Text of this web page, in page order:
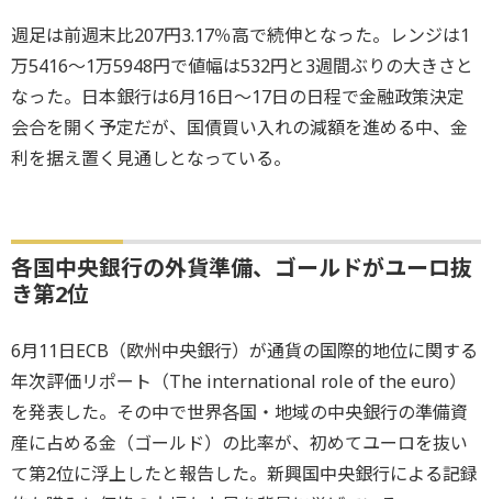
週足は前週末比207円3.17％高で続伸となった。レンジは1
万5416～1万5948円で値幅は532円と3週間ぶりの大きさと
なった。日本銀行は6月16日～17日の日程で金融政策決定
会合を開く予定だが、国債買い入れの減額を進める中、金
利を据え置く見通しとなっている。
各国中央銀行の外貨準備、ゴールドがユーロ抜
き第2位
6月11日ECB（欧州中央銀行）が通貨の国際的地位に関する
年次評価リポート（The international role of the euro）
を発表した。その中で世界各国・地域の中央銀行の準備資
産に占める金（ゴールド）の比率が、初めてユーロを抜い
て第2位に浮上したと報告した。新興国中央銀行による記録